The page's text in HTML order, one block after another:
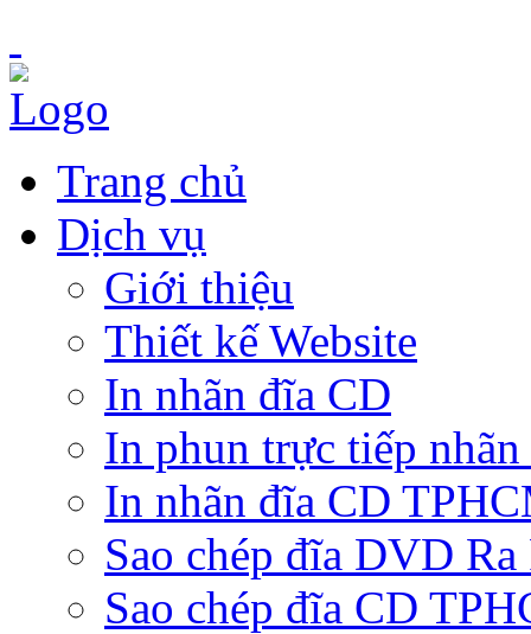
Trang chủ
Dịch vụ
Giới thiệu
Thiết kế Website
In nhãn đĩa CD
In phun trực tiếp
In nhãn đĩa CD
Sao chép đĩa DVD
Sao chép đĩa CD